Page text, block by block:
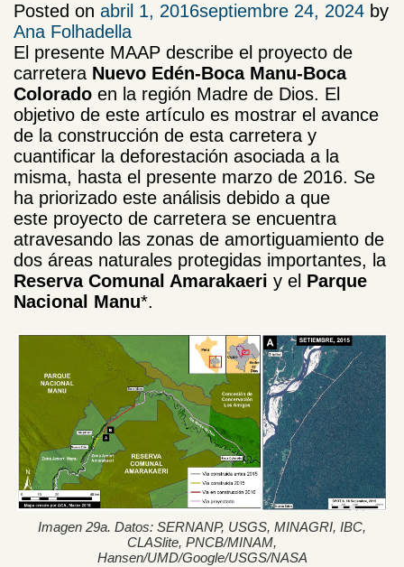
Posted on abril 1, 2016septiembre 24, 2024 by
Ana Folhadella
El presente MAAP describe el proyecto de
carretera Nuevo Edén-Boca Manu-Boca
Colorado en la región Madre de Dios. El
objetivo de este artículo es mostrar el avance
de la construcción de esta carretera y
cuantificar la deforestación asociada a la
misma, hasta el presente marzo de 2016. Se
ha priorizado este análisis debido a que
este proyecto de carretera se encuentra
atravesando las zonas de amortiguamiento de
dos áreas naturales protegidas importantes, la
Reserva Comunal Amarakaeri y el Parque
Nacional Manu*.
Imagen 29a. Datos: SERNANP, USGS, MINAGRI, IBC,
CLASlite, PNCB/MINAM,
Hansen/UMD/Google/USGS/NASA